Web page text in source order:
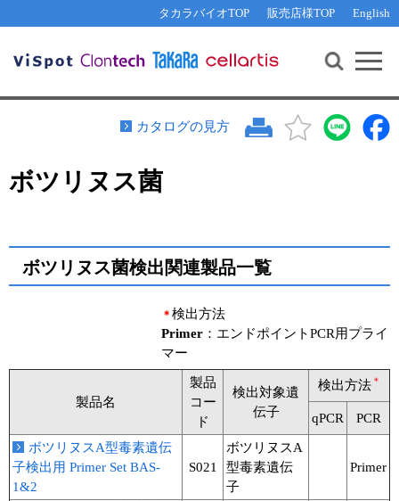
タカラバイオTOP 販売店様TOP English
機能解析・サイレンシング
PCR・等温増幅
装置・ソフトウェア
テクニカルサポートライン
その他 ライセンスに関するご相談
遺伝子組換え生物該当製品
研究支援ツール
Cut-Site Navigator 制限酵素切断サイトの検索
In-Fusion Cloning プライマー設計
抗体検索サイト
リアルタイムPCR （プローブ法）
プライマー・プローブ検索・注文
機器ソフトウェア・ベクター配列ダウンロード
ラーニングセンター
実験ガイド
リアルタイムPCR実験ガイド
遺伝子検査ガイド（食品・水質・家畜他）
お問い合わせ WEB会員登録
カタログの見方
ボツリヌス菌
ボツリヌス菌検出関連製品一覧
＊検出方法
Primer ：エンドポイントPCR用プライ
マー
製品名
製品
コー
ド
検出対象遺
伝子
検出方法 ＊
qPCR PCR
ボツリヌスA型毒素遺伝
子検出用 Primer Set BAS-
1&2
S021
ボツリヌスA
型毒素遺伝
子
Primer